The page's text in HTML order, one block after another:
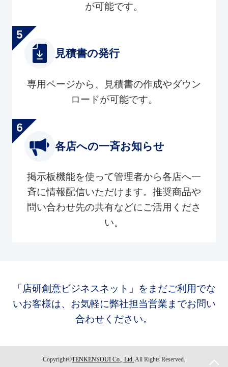
が可能です。
見積書の発行
専用ページから、見積書の作成やダウン
ロードが可能です。
各店への一斉お知らせ
掲示板機能を使って管理者から各店へ一
斉に情報配信いただけます。推奨商品や
問い合わせ先の共有などにご活用くださ
い。
「店研創意ビジネスネット」をまだご利用でな
いお客様は、お気軽に弊社担当営業までお問い
合わせください。
Copyright©TENKENSOUI Co., Ltd. All Rights Reserved.